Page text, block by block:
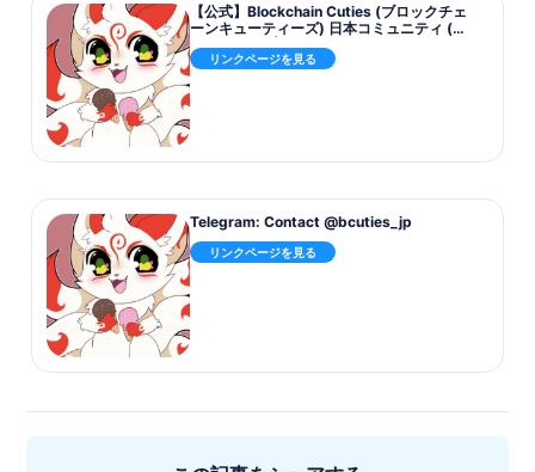
【公式】Blockchain Cuties (ブロックチェ
ーンキューティーズ) 日本コミュニティ (@
bcuties_jp) | Twitter
リンクページを見る
Telegram: Contact @bcuties_jp
リンクページを見る